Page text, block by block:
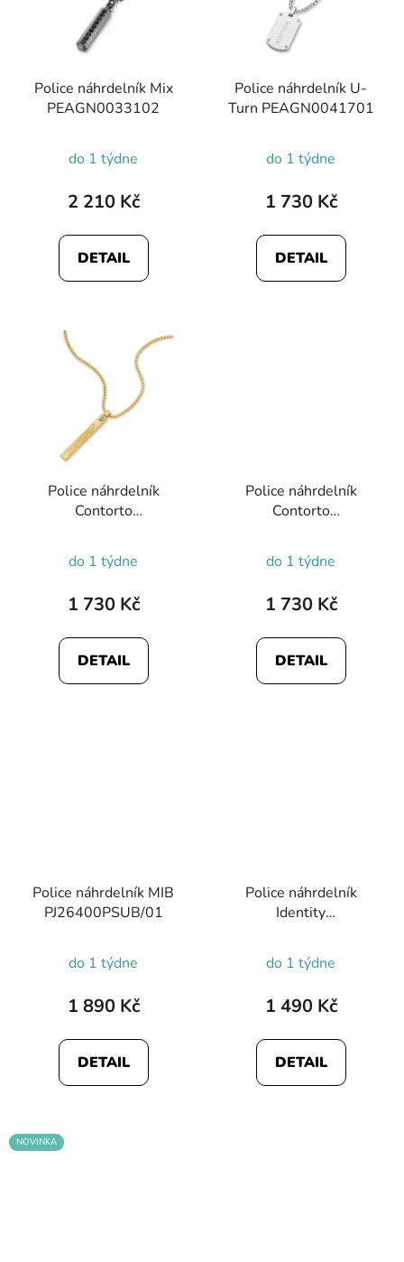
Police náhrdelník Mix
PEAGN0033102
do 1 týdne
2 210 Kč
DETAIL
Police náhrdelník U-
Turn PEAGN0041701
do 1 týdne
1 730 Kč
DETAIL
Police náhrdelník
Contorto
do 1 týdne
1 730 Kč
DETAIL
Police náhrdelník
Contorto
do 1 týdne
1 730 Kč
DETAIL
Police náhrdelník MIB
PJ26400PSUB/01
do 1 týdne
1 890 Kč
DETAIL
Police náhrdelník
Identity
do 1 týdne
1 490 Kč
DETAIL
NOVINKA